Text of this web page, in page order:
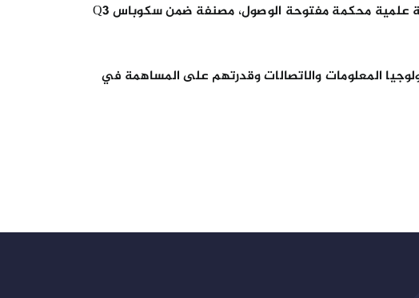
ونشر البحث في العدد 55، المجلد 10، من مجلة IAENG International Journal of Applied Mathematics، وهي مجلة علمية محكمة مفتوحة الوصول، مصنفة ضمن سكوباس Q3
المعلومات والاتصالات وقدرتهم على المساهمة في